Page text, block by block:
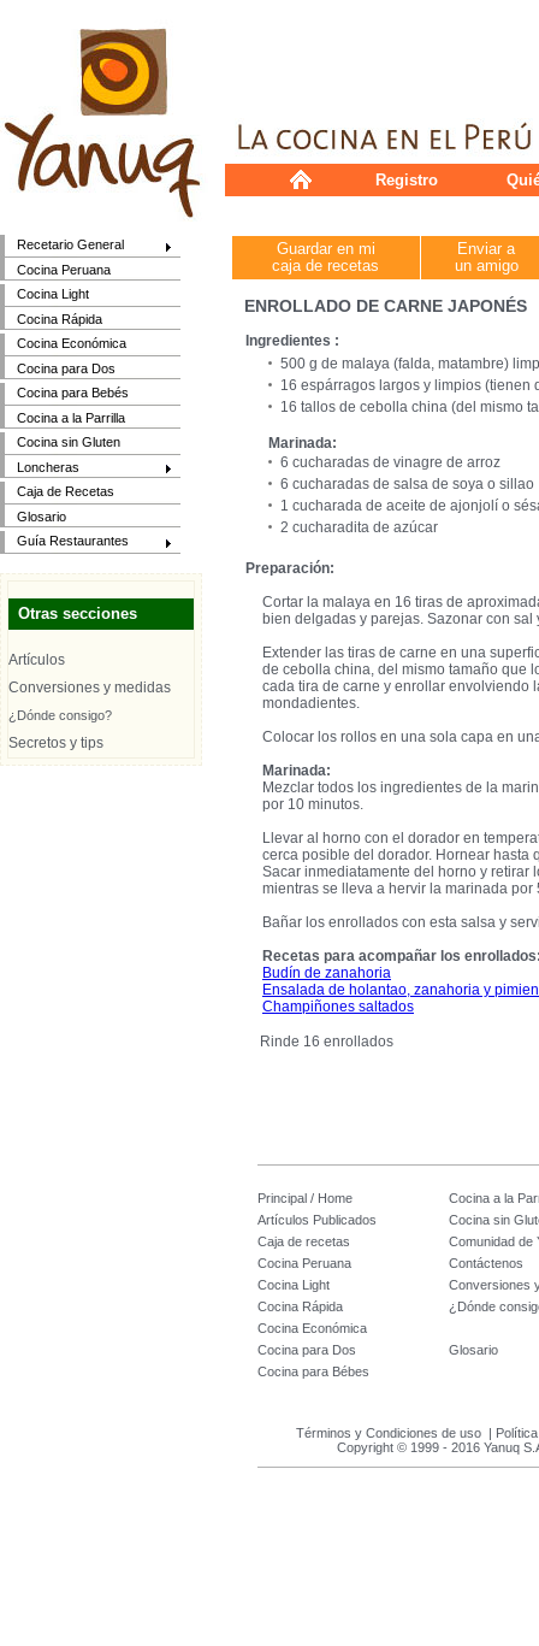
Recetario General
Cocina Peruana
Cocina Light
Cocina Rápida
Cocina Económica
Cocina para Dos
Cocina para Bebés
Cocina a la Parrilla
Cocina sin Gluten
Loncheras
Caja de Recetas
Glosario
Guía Restaurantes
Otras secciones
Artículos
Conversiones y medidas
¿Dónde consigo?
Secretos y tips
Registro
Guardar en mi
caja de recetas
Enviar a
un amigo
ENROLLADO DE CARNE JAPONÉS
Ingredientes :
500 g de malaya (falda, matambre)
16 espárragos largos y limpios (tienen
16 tallos de cebolla china (del mismo
Marinada:
6 cucharadas de vinagre de arroz
6 cucharadas de salsa de soya o sillao
1 cucharada de aceite de ajonjolí o
2 cucharadita de azúcar
Preparación:
Cortar la malaya en 16 tiras de
bien delgadas y parejas. Sazonar con sal
Extender las tiras de carne en una
de cebolla china, del mismo tamaño que
cada tira de carne y enrollar envolviendo
mondadientes.
Colocar los rollos en una sola capa en
Marinada:
Mezclar todos los ingredientes de la
por 10 minutos.
Llevar al horno con el dorador en
cerca posible del dorador. Hornear hasta
Sacar inmediatamente del horno y retirar
mientras se lleva a hervir la marinada
Bañar los enrollados con esta salsa y
Recetas para acompañar los
Budín de zanahoria
Ensalada de holantao, zanahoria y
Champiñones saltados
Rinde 16 enrollados
Principal / Home
Cocina a la
Artículos Publicados
Cocina sin
Caja de recetas
Comunidad de
Cocina Peruana
Contáctenos
Cocina Light
Conversiones
Cocina Rápida
¿Dónde
Cocina Económica
Cocina para Dos
Glosario
Cocina para Bébes
Términos y Condiciones de uso |
Copyright © 1999 - 2016 Yanuq